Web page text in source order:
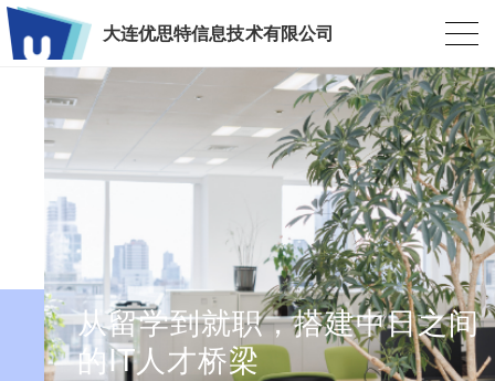
大连优思特信息技术有限公司
从留学到就职，搭建中日之间
的IT人才桥梁